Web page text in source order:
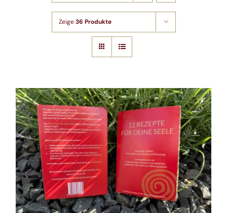
Zeige36 Produkte